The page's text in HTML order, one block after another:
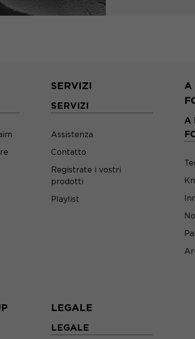
SERVIZI
SERVIZI
Assistenza
Contatto
Registrate i vostri
prodotti
Playlist
A
A
LEGALE
LEGALE